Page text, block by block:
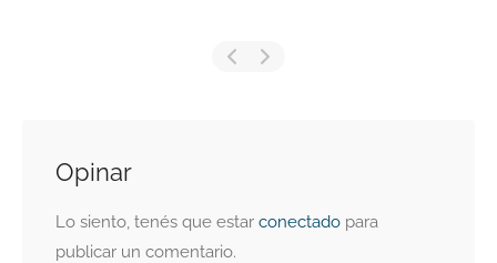
Opinar
Lo siento, tenés que estar conectado para
publicar un comentario.